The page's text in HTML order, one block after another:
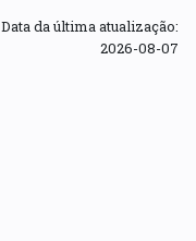
Data da última atualização:
2026-08-07